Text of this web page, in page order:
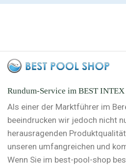
Rundum-Service im BEST INTEX
Als einer der Marktführer im
beeindrucken wir jedoch nicht
herausragenden
unseren umfangreichen und
Wenn Sie im best-pool-shop